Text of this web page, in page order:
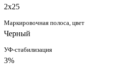
2х25
Маркировочная полоса, цвет
Черный
УФ-стабилизация
3%